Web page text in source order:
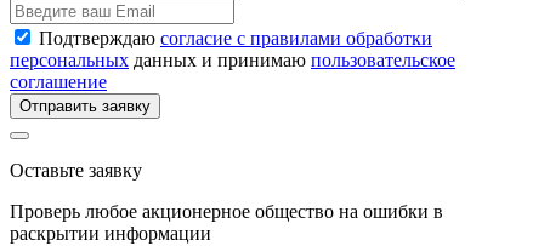
Подтверждаю согласие с правилами обработки
персональных данных и принимаю пользовательское
соглашение
Отправить заявку
Оставьте заявку
Проверь любое акционерное общество на ошибки в
раскрытии информации